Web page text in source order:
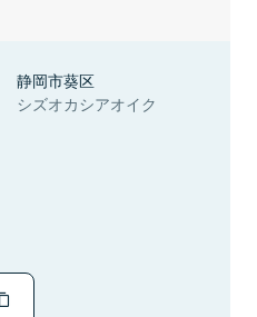
静岡市葵区
シズオカシアオイク